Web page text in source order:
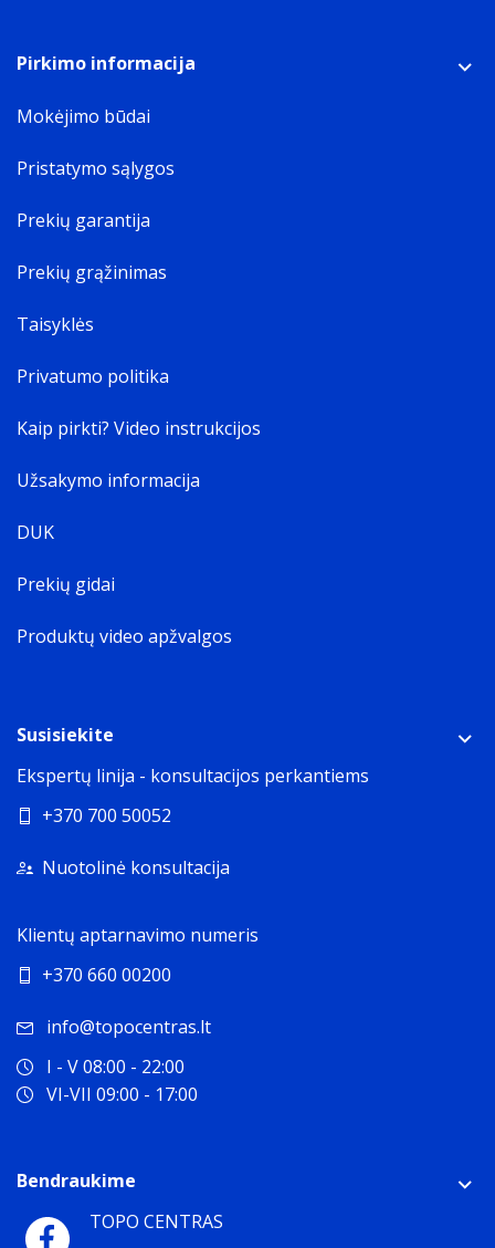
Pirkimo informacija
Mokėjimo būdai
Pristatymo sąlygos
Prekių garantija
Prekių grąžinimas
Taisyklės
Privatumo politika
Kaip pirkti? Video instrukcijos
Užsakymo informacija
DUK
Prekių gidai
Produktų video apžvalgos
Susisiekite
Ekspertų linija - konsultacijos perkantiems
+370 700 50052
Nuotolinė konsultacija
Klientų aptarnavimo numeris
+370 660 00200
info@topocentras.lt
I - V 08:00 - 22:00
VI-VII 09:00 - 17:00
Bendraukime
TOPO CENTRAS